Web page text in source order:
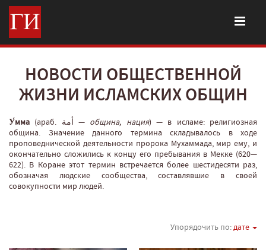
НОВОСТИ ОБЩЕСТВЕННОЙ
ЖИЗНИ ИСЛАМСКИХ ОБЩИН
У́мма (араб. أمة‎‎ — община, нация‎) — в исламе: религиозная
община. Значение данного термина складывалось в ходе
проповеднической деятельности пророка Мухаммада, мир ему, и
окончательно сложились к концу его пребывания в Мекке (620—
622). В Коране этот термин встречается более шестидесяти раз,
обозначая людские сообщества, составлявшие в своей
совокупности мир людей.
Упорядочить по:дате